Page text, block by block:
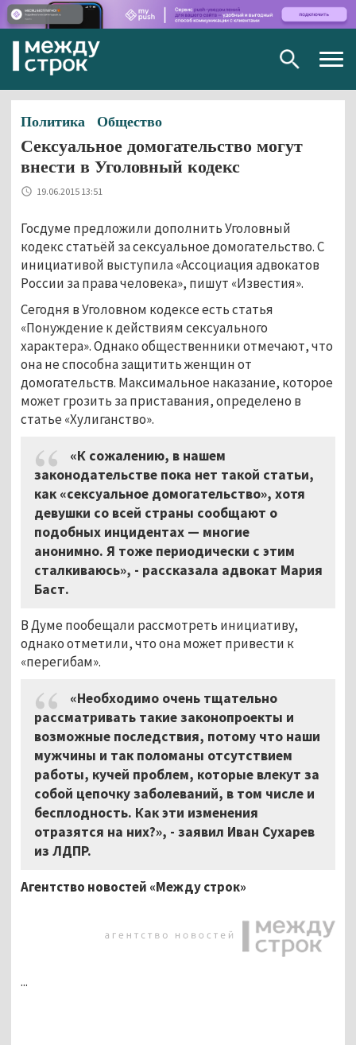
Политика Общество
Сексуальное домогательство могут
внести в Уголовный кодекс
19.06.2015 13:51
Госдуме предложили дополнить Уголовный
кодекс статьёй за сексуальное домогательство. С
инициативой выступила «Ассоциация адвокатов
России за права человека», пишут «Известия».
Сегодня в Уголовном кодексе есть статья
«Понуждение к действиям сексуального
характера». Однако общественники отмечают, что
она не способна защитить женщин от
домогательств. Максимальное наказание, которое
может грозить за приставания, определено в
статье «Хулиганство».
«К сожалению, в нашем
законодательстве пока нет такой статьи,
как «сексуальное домогательство», хотя
девушки со всей страны сообщают о
подобных инцидентах — многие
анонимно. Я тоже периодически с этим
сталкиваюсь», - рассказала адвокат Мария
Баст.
В Думе пообещали рассмотреть инициативу,
однако отметили, что она может привести к
«перегибам».
«Необходимо очень тщательно
рассматривать такие законопроекты и
возможные последствия, потому что наши
мужчины и так поломаны отсутствием
работы, кучей проблем, которые влекут за
собой цепочку заболеваний, в том числе и
бесплодность. Как эти изменения
отразятся на них?», - заявил Иван Сухарев
из ЛДПР.
Агентство новостей «Между строк»
...